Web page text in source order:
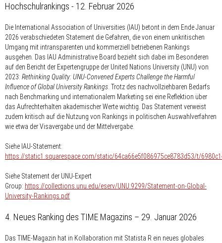
Hochschulrankings - 12. Februar 2026
Die International Association of Universities (IAU) betont in dem Ende Januar
2026 verabschiedeten Statement die Gefahren, die von einem unkritischen
Umgang mit intransparenten und kommerziell betriebenen Rankings
ausgehen. Das IAU Administrative Board bezieht sich dabei im Besonderen
auf den Bericht der Expertengruppe der United Nations University (UNU) von
2023: Rethinking Quality: UNU-Convened Experts Challenge the Harmful
Influence of Global University Rankings . Trotz des nachvollziehbaren Bedarfs
nach Benchmarking und internationalem Marketing sei eine Reflektion über
das Aufrechterhalten akademischer Werte wichtig. Das Statement verweist
zudem kritisch auf die Nutzung von Rankings in politischen Auswahlverfahren
wie etwa der Visavergabe und der Mittelvergabe.
Siehe IAU-Statement:
https://static1.squarespace.com/static/64ca66e5f086975ce8783d53/t/
Siehe Statement der UNU-Expert
Group: https://collections.unu.edu/eserv/UNU:9299/Statement-on-Global-
University-Rankings.pdf
4. Neues Ranking des TIME Magazins – 29. Januar 2026
Das TIME-Magazin hat in Kollaboration mit Statista R ein neues globales